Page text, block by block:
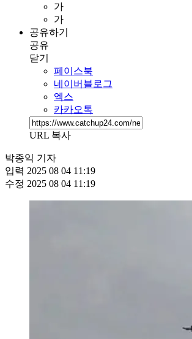
가
가
공유하기
공유
닫기
페이스북
네이버블로그
엑스
카카오톡
URL 복사
박종익 기자
입력 2025 08 04 11:19
수정 2025 08 04 11:19